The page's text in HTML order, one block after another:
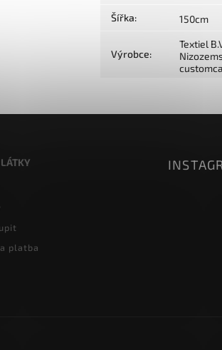
Šířka: 150cm
Výrobce:
Textiel
platba